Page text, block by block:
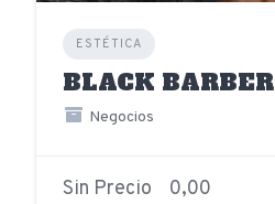
ESTÉTICA
BLACK BARBER
Negocios
Sin Precio 0,00